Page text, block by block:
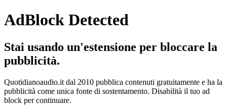
AdBlock Detected
Stai usando un'estensione per bloccare la
pubblicità.
Quotidianoaudio.it dal 2010 pubblica contenuti gratuitamente e ha la
pubblicità come unica fonte di sostentamento. Disabilità il tuo ad
block per continuare.